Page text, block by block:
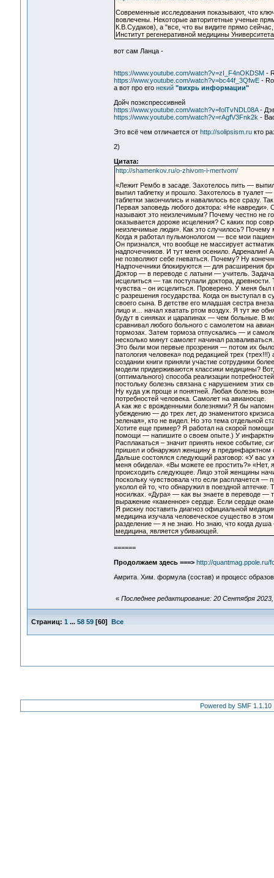
Современные исследования показывают, что
вовлечены. Некоторые авторитетные ученые
К.В.Судаков), а "все, что вы видите прямо
Институт регенеративной медицины
вот сам Ланца -
https://www.youtube.com/watch?v=zI_F4nOKDSM -
https://www.youtube.com/watch?v=bc44f_3QfwE-
а вот про его некий "вихрь информации"
Дойч поэкспрессивней
https://www.youtube.com/watch?v=folTvNDL08A-
https://www.youtube.com/watch?v=rAgfV3Fnk2k -
Это всё чем отличается от http://solipsism.ruкто
2)
Цитата:
http://shamenkov.ru/o-zhivom-i-mertvom/
«Лежит Рембо в засаде. Захотелось пить —
выпил таблетку и прошло. Захотелось в туалет
таблетки закончились и навалилось все сразу.
Первая заповедь любого доктора: «Не
называют это неизлечимым? Почему честно не
оказывается дороже исцеления? С каких пор
неизлечимые люди». Как это случилось? Почему
Когда я работал пульмонологом — все мои
Он признался, что вообще не массирует
надпочечников. И тут меня осенило. Адреналин!
не позволяют себе гневаться. Почему? Ну
Надпочечники блокируются — для расширения
Доктор — в переводе с латыни — учитель.
исцелиться — так поступали доктора,
чувства – он исцелиться. Проверено. У меня
с разрешения государства. Когда он выступал
своего сына. В детстве его младшая сестра
лицо и… начал хватать ртом воздух. Я тут же
будут в синяках и царапинах — чем больные. В
сравнивал любого больного с самолетом на
тормозах. Затем тормоза отпускались — и
несколько минут самолет начинал
Это были мои первые прозрения — потом их
патология человека» под редакцией трех
создании книги приняли участие сотрудники
модели придерживаются классики медицины?
(оптимального) способа реализации
постольку болезнь связана с нарушением этих
Ну куда уж проще и понятней. Любая болезнь
потребностей человека. Самолет на авианосце.
А как же с врожденными болезнями? Я бы
убеждению — до трех лет, до знаменитого
зеленая», кто не видел. Но это тема отдельной
Хотите еще пример? Я работал на скорой помощи
помощи — напишите о своем опыте.) У
Расплакаться – значит принять некое событие,
пришел и обнаружил женщину в прединфарктном
Дальше состоялся следующий разговор: «У вас
меня обидела». «Вы можете ее простить?» «Нет,
происходить следующее. Лицо этой женщины
поскольку чувствовала что если расплачется —
уколол ей то, что обнаружил в поездной
носилках. «Дура» — как вы знаете в переводе —
выражение «каменное» сердце. Если сердце
Я рискну поставить диагноз официальной
медицина изучала человеческое существо в
разделение — я не знаю. Но знаю, что когда
медицина, является убивающей.
======
Продолжаем здесь ===> http://quantmag.ppole.ru/
Амрита. Хим. формула (состав) и процесс
« Последнее редактирование: 20 Сентября
Страниц: 1 ... 58 59[60] Все
Powered by SMF 1.1.10